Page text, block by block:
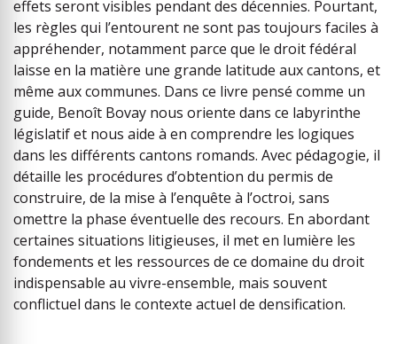
effets seront visibles pendant des décennies. Pourtant,
les règles qui l’entourent ne sont pas toujours faciles à
appréhender, notamment parce que le droit fédéral
laisse en la matière une grande latitude aux cantons, et
même aux communes. Dans ce livre pensé comme un
guide, Benoît Bovay nous oriente dans ce labyrinthe
législatif et nous aide à en comprendre les logiques
dans les différents cantons romands. Avec pédagogie, il
détaille les procédures d’obtention du permis de
construire, de la mise à l’enquête à l’octroi, sans
omettre la phase éventuelle des recours. En abordant
certaines situations litigieuses, il met en lumière les
fondements et les ressources de ce domaine du droit
indispensable au vivre-ensemble, mais souvent
conflictuel dans le contexte actuel de densification.